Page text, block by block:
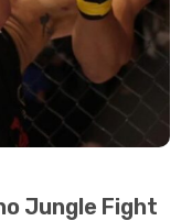
Jungle Fight